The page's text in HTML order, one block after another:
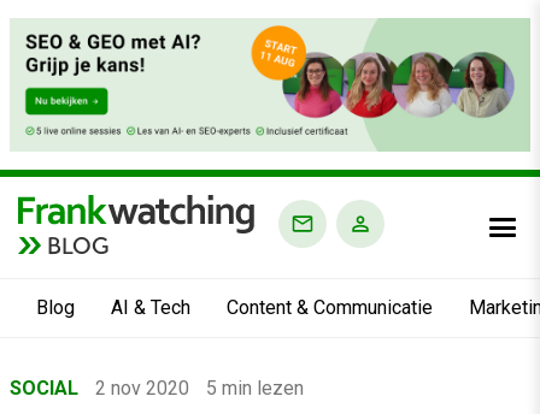
BLOG
Blog AI & Tech Content & Communicatie
›
SOCIAL 2 nov 2020 5 min lezen